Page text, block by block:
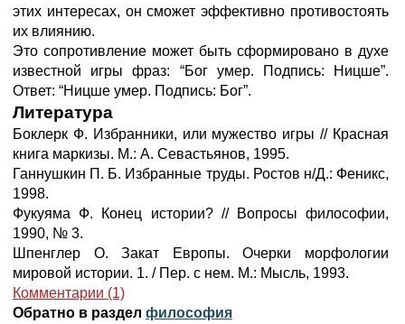
этих интересах, он сможет эффективно противостоять
их влиянию.
Это сопротивление может быть сформировано в духе
известной игры фраз: “Бог умер. Подпись: Ницше”.
Ответ: “Ницше умер. Подпись: Бог”.
Литература
Боклерк Ф. Избранники, или мужество игры // Красная
книга маркизы. М.: А. Севастьянов, 1995.
Ганнушкин П. Б. Избранные труды. Ростов н/Д.: Феникс,
1998.
Фукуяма Ф. Конец истории? // Вопросы философии,
1990, № 3.
Шпенглер О. Закат Европы. Очерки морфологии
мировой истории. 1. / Пер. с нем. М.: Мысль, 1993.
Комментарии (1)
Обратно в раздел философия